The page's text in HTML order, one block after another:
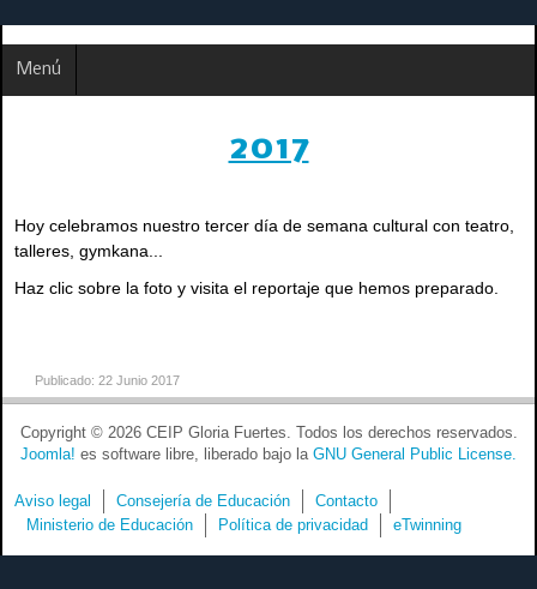
Menú
2017
Hoy celebramos nuestro tercer día de semana cultural con teatro,
talleres, gymkana...
Haz clic sobre la foto y visita el reportaje que hemos preparado.
Publicado: 22 Junio 2017
Copyright © 2026 CEIP Gloria Fuertes. Todos los derechos reservados.
Joomla! es software libre, liberado bajo la GNU General Public License.
Aviso legal Consejería de Educación
Contacto
Ministerio de Educación
Política de privacidad eTwinning